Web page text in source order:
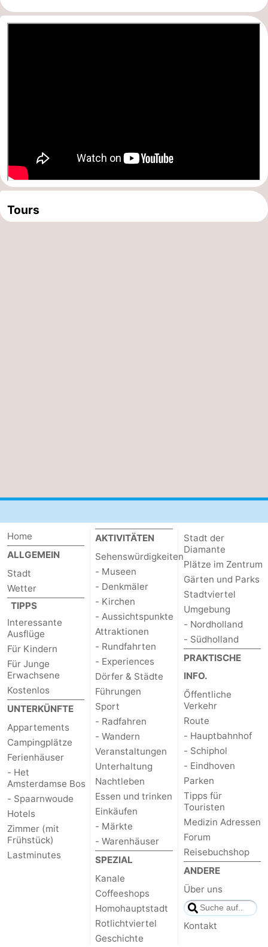
Tours
Home
ALLGEMEIN
Stadt
Wetter
TIPPS
Interessante
Ausflüge
Für Kindern
Für Junge
Erwachsene
Kostenlos
UNTERKÜNFTE
Appartements
Campingplätze
Ferienhäuser
- Het
Amsterdamse Bos
- Spaarnwoude
Hotels
Zimmer (mit
Frühstück)
Lastminutes
AKTIVITÄTEN
Sehenswürdigkeiten
- Museen
- Denkmäler
- Kirchen
- Aussichtspunkte
Attraktionen
- Rundfahrten
- Experiences
Dörfer & Städte
Führungen
Sport
- Radfahren
- Wandern
Veranstaltungen
Unterhaltung
Nachtleben
Essen und trinken
Einkäufen
- Märkte
- Warenhäuser
SPEZIAL
Kanale
Coffeeshops
Homohauptstadt
Rotlichtviertel
Geschichte
Stadt der
Diamante
Plätze im Zentrum
Gärten und Parks
Stadtviertel
Umgebung
- Nordholland
- Südholland
PRAKTISCHE
INFO.
Őffentliche
Verkehr
Route
- Hauptbahnhof
- Schiphol
- Eindhoven
Parken
Tipps für
Touristen
Medizin Adressen
Forum
Reisebuchshop
ANDERE
Über uns
Kontakt